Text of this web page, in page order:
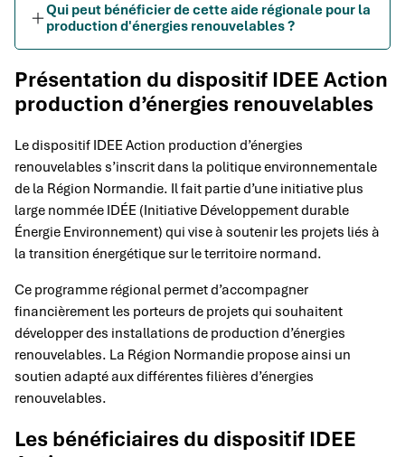
Qui peut bénéficier de cette aide régionale pour la
production d'énergies renouvelables ?
Présentation du dispositif IDEE Action
production d’énergies renouvelables
Le dispositif IDEE Action production d’énergies
renouvelables s’inscrit dans la politique environnementale
de la Région Normandie. Il fait partie d’une initiative plus
large nommée IDÉE (Initiative Développement durable
Énergie Environnement) qui vise à soutenir les projets liés à
la transition énergétique sur le territoire normand.
Ce programme régional permet d’accompagner
financièrement les porteurs de projets qui souhaitent
développer des installations de production d’énergies
renouvelables. La Région Normandie propose ainsi un
soutien adapté aux différentes filières d’énergies
renouvelables.
Les bénéficiaires du dispositif IDEE